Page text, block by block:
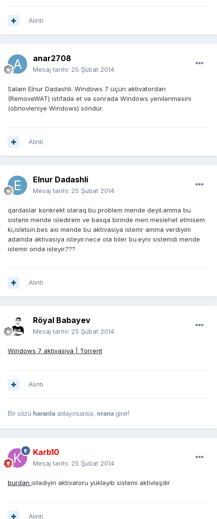
Alıntı
anar2708
Mesaj tarihi: 25 Şubat 2014
Salam Elnur Dadashli. Windows 7 üçün aktivatordan
(RemoveWAT) istifadə et və sonrada Windows yenilənməsini
(obnovleniye Windows) söndür.
Alıntı
Elnur Dadashli
Mesaj tarihi: 25 Şubat 2014
qardaslar konkrekt olaraq bu problem mende deyil.amma bu
sistemi mende isledirem ve basqa birinde men meslehet etmisem
ki,isletsin.bes axi mende bu aktivasiya istemr amma verdiyim
adamda aktivasiya isteyir.nece ola biler bu.eyni sistemdi mende
istemir onda isteyir.???
Alıntı
Röyal Babayev
Mesaj tarihi: 25 Şubat 2014
Windows 7 aktivasiya | Torrent
Alıntı
Bir sözü haranla anlayırsansa, orana girər!
Karb10
Mesaj tarihi: 25 Şubat 2014
burdan istədiyin aktivatoru yükləyib sistemi aktivləşdir
Alıntı